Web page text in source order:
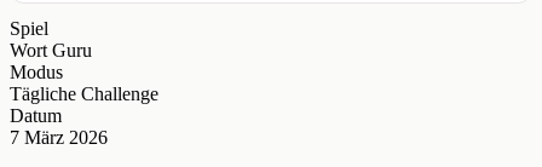
Spiel
Wort Guru
Modus
Tägliche Challenge
Datum
7 März 2026